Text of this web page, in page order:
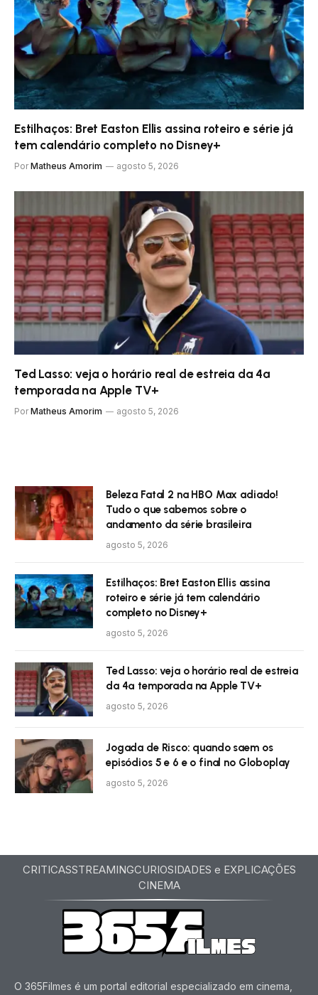
Estilhaços: Bret Easton Ellis assina roteiro e série já
tem calendário completo no Disney+
Por Matheus Amorim agosto 5, 2026
Ted Lasso: veja o horário real de estreia da 4ª
temporada na Apple TV+
Por Matheus Amorim agosto 5, 2026
Beleza Fatal 2 na HBO Max adiado!
Tudo o que sabemos sobre o
andamento da série brasileira
agosto 5, 2026
Estilhaços: Bret Easton Ellis assina
roteiro e série já tem calendário
completo no Disney+
agosto 5, 2026
Ted Lasso: veja o horário real de estreia
da 4ª temporada na Apple TV+
agosto 5, 2026
Jogada de Risco: quando saem os
episódios 5 e 6 e o final no Globoplay
agosto 5, 2026
CRITICASSTREAMINGCURIOSIDADES e EXPLICAÇÕES
CINEMA
O 365Filmes é um portal editorial especializado em cinema,